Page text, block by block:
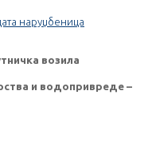
наруџбеница
возила
и водопривреде –